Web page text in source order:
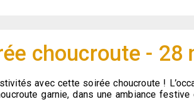
choucroute - 28
avec cette soirée choucroute !
garnie, dans une ambiance